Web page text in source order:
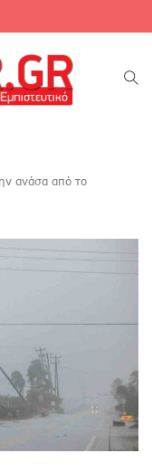
ανάσα από το